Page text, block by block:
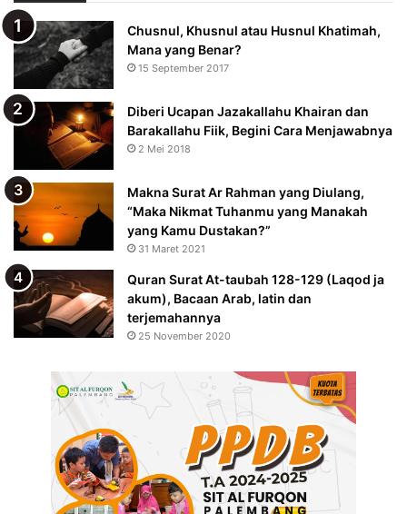
Chusnul, Khusnul atau Husnul Khatimah,
Mana yang Benar?
15 September 2017
Diberi Ucapan Jazakallahu Khairan dan
Barakallahu Fiik, Begini Cara Menjawabnya
2 Mei 2018
Makna Surat Ar Rahman yang Diulang,
“Maka Nikmat Tuhanmu yang Manakah
yang Kamu Dustakan?”
31 Maret 2021
Quran Surat At-taubah 128-129 (Laqod ja
akum), Bacaan Arab, latin dan
terjemahannya
25 November 2020